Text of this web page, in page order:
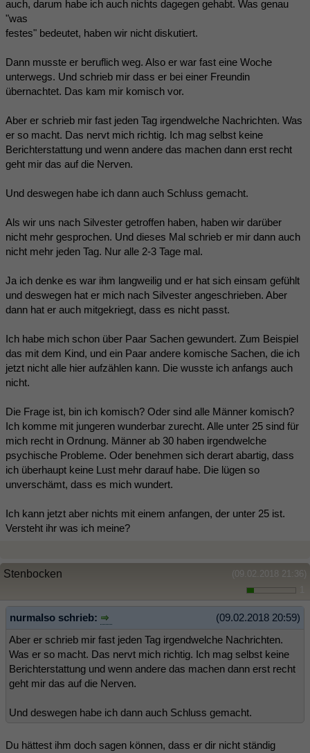
auch, darum habe ich auch nichts dagegen gehabt. Was genau
"was
festes" bedeutet, haben wir nicht diskutiert.
Dann musste er beruflich weg. Also er war fast eine Woche
unterwegs. Und schrieb mir dass er bei einer Freundin
übernachtet. Das kam mir komisch vor.
Aber er schrieb mir fast jeden Tag irgendwelche Nachrichten. Was
er so macht. Das nervt mich richtig. Ich mag selbst keine
Berichterstattung und wenn andere das machen dann erst recht
geht mir das auf die Nerven.
Und deswegen habe ich dann auch Schluss gemacht.
Als wir uns nach Silvester getroffen haben, haben wir darüber
nicht mehr gesprochen. Und dieses Mal schrieb er mir dann auch
nicht mehr jeden Tag. Nur alle 2-3 Tage mal.
Ja ich denke es war ihm langweilig und er hat sich einsam gefühlt
und deswegen hat er mich nach Silvester angeschrieben. Aber
dann hat er auch mitgekriegt, dass es nicht passt.
Ich habe mich schon über Paar Sachen gewundert. Zum Beispiel
das mit dem Kind, und ein Paar andere komische Sachen, die ich
jetzt nicht alle hier aufzählen kann. Die wusste ich anfangs auch
nicht.
Die Frage ist, bin ich komisch? Oder sind alle Männer komisch?
Ich komme mit jungeren wunderbar zurecht. Alle unter 25 sind für
mich recht in Ordnung. Männer ab 30 haben irgendwelche
psychische Probleme. Oder benehmen sich derart abartig, dass
ich überhaupt keine Lust mehr darauf habe. Die lügen so
unverschämt, dass es mich wundert.
Ich kann jetzt aber nichts mit einem anfangen, der unter 25 ist.
Versteht ihr was ich meine?
(09.02.2018 21:36)
Stenbocken
(09.02.2018 20:59)
nurmalso schrieb:
Aber er schrieb mir fast jeden Tag irgendwelche Nachrichten.
Was er so macht. Das nervt mich richtig. Ich mag selbst keine
Berichterstattung und wenn andere das machen dann erst recht
geht mir das auf die Nerven.
Und deswegen habe ich dann auch Schluss gemacht.
Du hättest ihm doch sagen können, dass er dir nicht ständig